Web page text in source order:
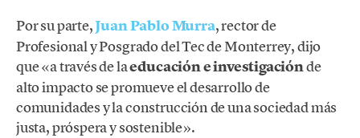
Por su parte,Juan Pablo Murra, rector de
Profesional y Posgrado del Tec de Monterrey, dijo
que «a través de laeducación e investigaciónde
alto impacto se promueve el desarrollo de
comunidades y la construcción de una sociedad más
justa, próspera y sostenible».